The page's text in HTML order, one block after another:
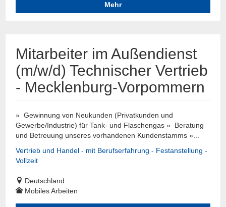
Mehr
Mitarbeiter im Außendienst
(m/w/d) Technischer Vertrieb
- Mecklenburg-Vorpommern
» Gewinnung von Neukunden (Privatkunden und
Gewerbe/Industrie) für Tank- und Flaschengas » Beratung
und Betreuung unseres vorhandenen Kundenstamms »...
Vertrieb und Handel - mit Berufserfahrung - Festanstellung -
Vollzeit
Deutschland
Mobiles Arbeiten